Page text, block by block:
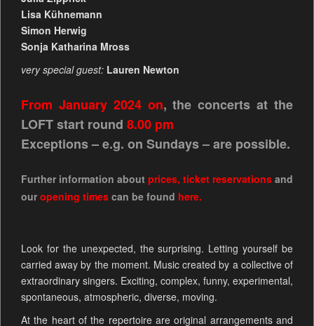
Lisa Kühnemann
Simon Herwig
Sonja Katharina Mross
very special guest: Lauren Newton
From January 2024 on, the concerts at the
LOFT start round 8.00 pm
Exceptions – e.g. on Sundays – are possible.
Further information about prices,ticket reservations and
our opening timescan be found here.
Look for the unexpected, the surprising. Letting yourself be
carried away by the moment. Music created by a collective of
extraordinary singers. Exciting, complex, funny, experimental,
spontaneous, atmospheric, diverse, moving.
At the heart of the repertoire are original arrangements and